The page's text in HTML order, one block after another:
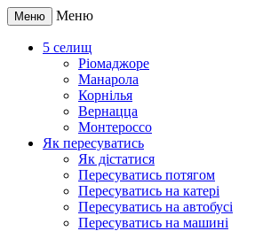
Меню Меню
5 селищ
Ріомаджоре
Манарола
Корнілья
Вернацца
Монтероссо
Як пересуватись
Як дістатися
Пересуватись потягом
Пересуватись на катері
Пересуватись на автобусі
Пересуватись на машині